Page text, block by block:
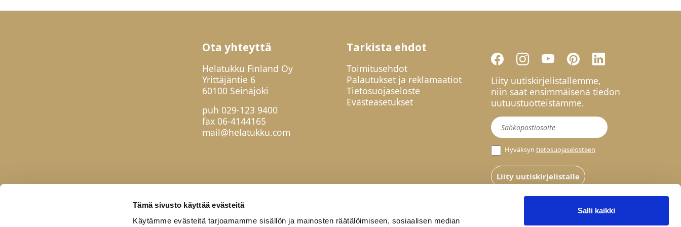
Tämä sivusto käyttää evästeitä
Käytämme evästeitä tarjoamamme sisällön ja mainosten räätälöimiseen, sosiaalisen median
Salli kaikki
Ota yhteyttä
Helatukku Finland Oy
Yrittäjäntie 6
60100 Seinäjoki
puh 029-123 9400
fax 06-4144165
mail@helatukku.com
Tarkista ehdot
Toimitusehdot
Palautukset ja reklamaatiot
Tietosuojaseloste
Evästeasetukset
Liity uutiskirjelistallemme,
niin saat ensimmäisenä tiedon
uutuustuotteistamme.
Uutiskirje
Hyväksyn tietosuojaselosteen
Liity uutiskirjelistalle